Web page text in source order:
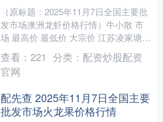
（原标题：2025年11月7日全国主要批
发市场澳洲龙虾价格行情）牛小散 市
场 最高价 最低价 大宗价 江苏凌家塘市
场发展有限公司 660.00 520.00 5....
查看： 221 分类： 配资炒股配资
官网
配先查 2025年11月7日全国主要
批发市场火龙果价格行情